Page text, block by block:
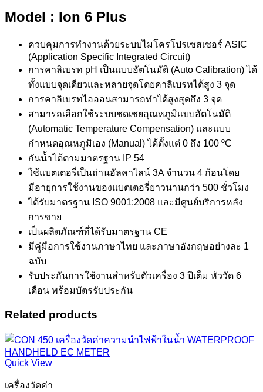
Model : Ion 6 Plus
ควบคุมการทำงานด้วยระบบไมโครโปรเซสเซอร์ ASIC
(Application Specific Integrated Circuit)
การคาลิเบรท pH เป็นแบบอัตโนมัติ (Auto Calibration) ได้
ทั้งแบบจุดเดียวและหลายจุดโดยคาลิเบรทได้สูง 3 จุด
การคาลิเบรทไอออนสามารถทำได้สูงสุดถึง 3 จุด
สามารถเลือกใช้ระบบชดเชยอุณหภูมิแบบอัตโนมัติ
(Automatic Temperature Compensation) และแบบ
กำหนดอุณหภูมิเอง (Manual) ได้ตั้งแต่ 0 ถึง 100 ºC
กันน้ำได้ตามมาตรฐาน IP 54
ใช้แบตเตอรี่เป็นถ่านอัลคาไลน์ 3A จำนวน 4 ก้อนโดย
มีอายุการใช้งานของแบตเตอรี่ยาวนานกว่า 500 ชั่วโมง
ได้รับมาตรฐาน ISO 9001:2008 และมีศูนย์บริการหลัง
การขาย
เป็นผลิตภัณฑ์ที่ได้รับมาตรฐาน CE
มีคู่มือการใช้งานภาษาไทย และภาษาอังกฤษอย่างละ 1
ฉบับ
รับประกันการใช้งานสำหรับตัวเครื่อง 3 ปีเต็ม หัววัด 6
เดือน พร้อมบัตรรับประกัน
Related products
Quick View
เครื่องวัดค่า